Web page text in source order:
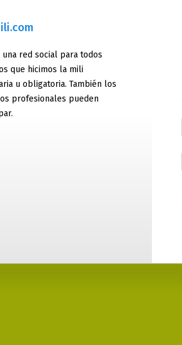
una red social para todos
que hicimos la mili
u obligatoria. También los
profesionales pueden